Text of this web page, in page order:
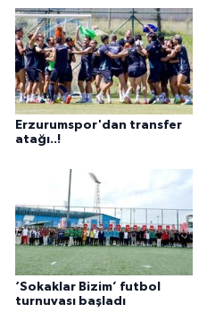
Erzurumspor'dan transfer
atağı..!
‘Sokaklar Bizim’ futbol
turnuvası başladı